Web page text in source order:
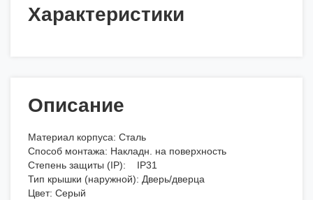
Характеристики
Описание
Материал корпуса: Сталь
Способ монтажа: Накладн. на поверхность
Степень защиты (IP): IP31
Тип крышки (наружной): Дверь/дверца
Цвет: Серый